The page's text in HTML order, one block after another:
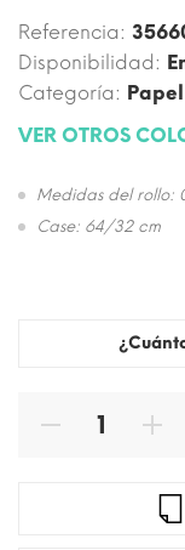
Referencia:
Disponibilidad:
Categoría:
VER OTROS
Medidas del rollo:
Case: 64/32 cm